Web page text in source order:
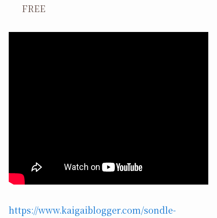
FREE
https://www.kaigaiblogger.com/sondle-